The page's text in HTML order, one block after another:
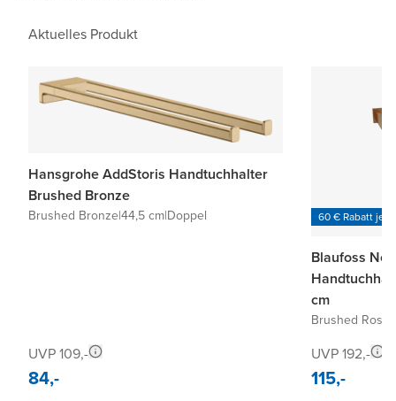
Aktuelles Produkt
Hansgrohe AddStoris Handtuchhalter
Brushed Bronze
Brushed Bronze|44,5 cm|Doppel
UVP 109,-
84,-
60 € Rabatt je
Blaufoss
cm
Brushed
UVP 192,-
115,-